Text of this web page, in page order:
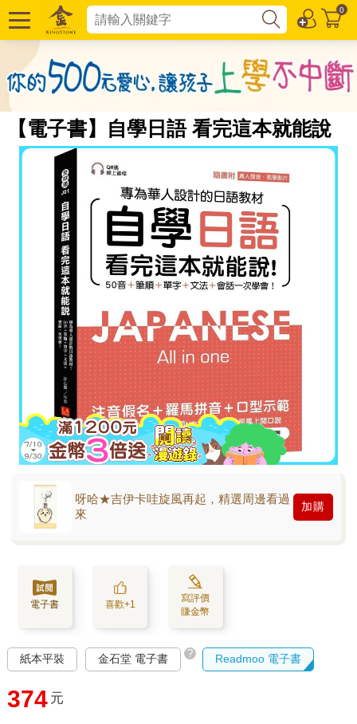
0
【電子書】自學日語 看完這本就能說
呀哈★吉伊卡哇旋風再起，精選周邊看過
來
加購
電子書 喜歡+1
寫評價
賺金幣
紙本平裝 金石堂 電子書 ? Readmoo 電子書
374 元